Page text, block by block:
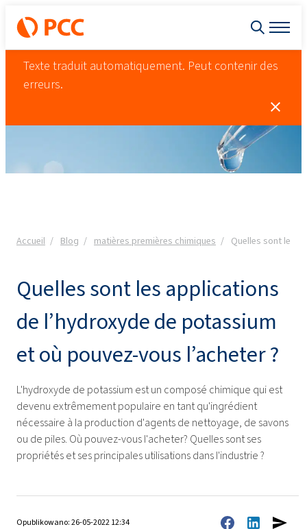
Texte traduit automatiquement. Peut contenir des
erreurs.
Accueil Blog matières premières chimiques Quelles sont les
Quelles sont les applications
de l’hydroxyde de potassium
et où pouvez-vous l’acheter ?
L'hydroxyde de potassium est un composé chimique qui est
devenu extrêmement populaire en tant qu'ingrédient
nécessaire à la production d'agents de nettoyage, de savons
ou de piles. Où pouvez-vous l'acheter? Quelles sont ses
propriétés et ses principales utilisations dans l'industrie ?
Opublikowano: 26-05-2022 12:34